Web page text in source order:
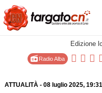
Edizione
Radio Alba
ATTUALITÀ- 08 luglio 2025, 19:31